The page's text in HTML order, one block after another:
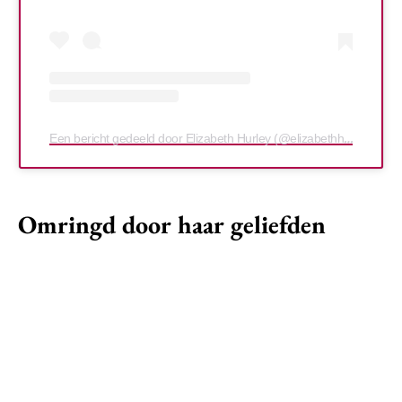
Een bericht gedeeld door Elizabeth Hurley (@elizabethhurley1)
Omringd door haar geliefden